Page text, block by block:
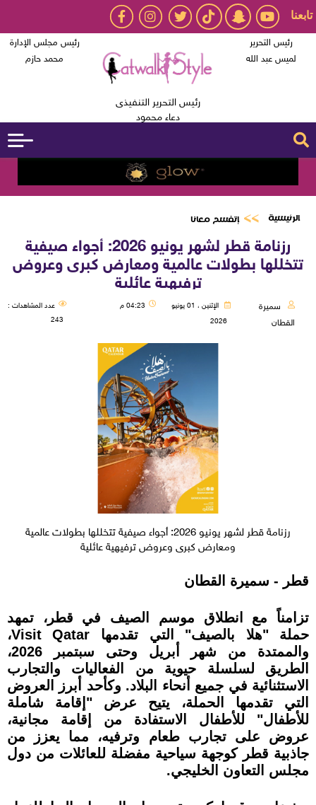
تابعنا
رئيس التحرير
لميس عبد الله
رئيس التحرير التنفيذى
دعاء محمود
رئيس مجلس الإدارة
محمد حازم
الرئيسية إتفسح معانا
رزنامة قطر لشهر يونيو 2026: أجواء صيفية
تتخللها بطولات عالمية ومعارض كبرى وعروض
ترفيهية عائلية
سميرة
القطان
الإثنين ، 01 يونيو
2026
04:23 م
عدد المشاهدات :
243
رزنامة قطر لشهر يونيو 2026: أجواء صيفية تتخللها بطولات عالمية
ومعارض كبرى وعروض ترفيهية عائلية
قطر - سميرة القطان
تزامناً مع انطلاق موسم الصيف في قطر، تمهد
حملة "هلا بالصيف" التي تقدمها Visit Qatar،
والممتدة من شهر أبريل وحتى سبتمبر 2026،
الطريق لسلسلة حيوية من الفعاليات والتجارب
الاستثنائية في جميع أنحاء البلاد. وكأحد أبرز العروض
التي تقدمها الحملة، يتيح عرض "إقامة شاملة
للأطفال" للأطفال الاستفادة من إقامة مجانية،
عروض على تجارب طعام وترفيه، مما يعزز من
جاذبية قطر كوجهة سياحية مفضلة للعائلات من دول
مجلس التعاون الخليجي.